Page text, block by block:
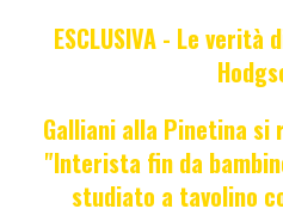
ESCLUSIVA - Le
Galliani alla Pinetina si
"Interista fin da
studiato a tavolino